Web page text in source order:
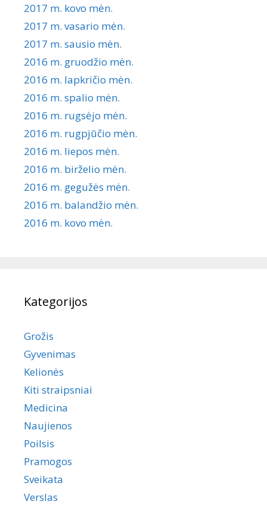
2017 m. kovo mėn.
2017 m. vasario mėn.
2017 m. sausio mėn.
2016 m. gruodžio mėn.
2016 m. lapkričio mėn.
2016 m. spalio mėn.
2016 m. rugsėjo mėn.
2016 m. rugpjūčio mėn.
2016 m. liepos mėn.
2016 m. birželio mėn.
2016 m. gegužės mėn.
2016 m. balandžio mėn.
2016 m. kovo mėn.
Kategorijos
Grožis
Gyvenimas
Kelionės
Kiti straipsniai
Medicina
Naujienos
Poilsis
Pramogos
Sveikata
Verslas